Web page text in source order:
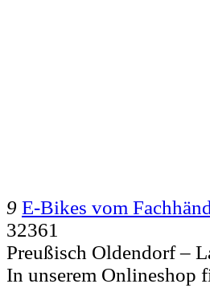
9 E-Bikes vom
32361
Preußisch Oldendorf –
In unserem Onlineshop